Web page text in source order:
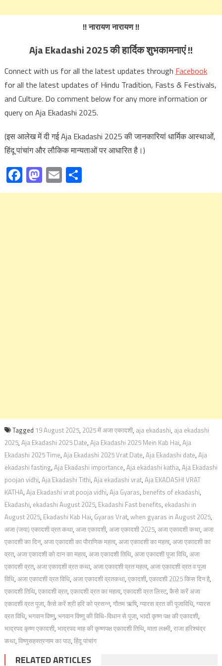
!! नारायण नारायण !!
Aja Ekadashi 2025 की हार्दिक शुभकामनाएं !!
Connect with us for all the latest updates through Facebook
for all the latest updates of Hindu Tradition, Fasts & Festivals,
and Culture. Do comment below for any more information or
query on Aja Ekadashi 2025.
(इस आलेख में दी गई Aja Ekadashi 2025 की जानकारियां धार्मिक आस्थाओं,
हिंदू पांचांग और लौकिक मान्यताओं पर आधारित है।)
Facebook
Mastodon
EmailShare
Tagged 19 August 2025, 2025 में अजा एकादशी, aja ekadashi, aja ekadashi
2025, Aja Ekadashi 2025 Date, Aja Ekadashi 2025 Mein Kab Hai, Aja
Ekadashi 2025 Time, Aja Ekadashi 2025 Vrat Date, Aja Ekadashi date, Aja
ekadashi fasting, Aja Ekadashi importance, Aja ekadashi katha, Aja Ekadashi
poojan vidhi, Aja Ekadashi Tithi, Aja ekadashi vrat, Aja EKADASHI VRAT
KATHA, Aja Ekadashi vrat pooja vidhi, Aja Gyaras, benefits of ekadashi,
Ekadashi, ekadashi August 2025, Ekadashi Fast benefits, ekadashi in
August 2025, Ekadashi Kab Hai, Gyaras Vrat, when gyaras in August 2025,
अजा (जया) एकादशी व्रत कथा, अजा एकादशी, अजा एकादशी 2025, अजा एकादशी कथा, अजा
एकादशी का दिन, अजा एकादशी का पौराणिक महत्व, अजा एकादशी का महत्व, अजा एकादशी का
व्रत, अजा एकादशी को दान का महत्व, अजा एकादशी तिथि, अजा एकादशी पूजा विधि, अजा
एकादशी व्रत, अजा एकादशी व्रत कथा, अजा एकादशी व्रत महत्व, अजा एकादशी व्रत व पूजा
विधि, अजा एकादशी व्रत विधि, अजा एकादशी व्रतकथा, एकादशी, एकादशी 2025 किस दिन है,
एकादशी तिथि, एकादशी व्रत, एकादशी व्रत का महत्‍व, एकादशी व्रत लिस्ट, कैसे करें अजा
एकादशी व्रत पूजा, कैसे करें श्री हरि को प्रसन्न, गौतम ऋषि, ग्यारस व्रत की पूजाविधि, ग्यारस
व्रत विधि, भगवान विष्णु, भगवान विष्णु की विधि-विधान से पूजा, भादों कृष्ण पक्ष की एकादशी,
भाद्रपद कृष्ण एकादशी, भाद्रपद माह की कृष्णपक्ष एकादशी तिथि, माता लक्ष्मी, राजा हरिश्चंद्र
कथा, विष्णुसहस्त्रनाम का पाठ, हिंदू पांचांग
RELATED ARTICLES